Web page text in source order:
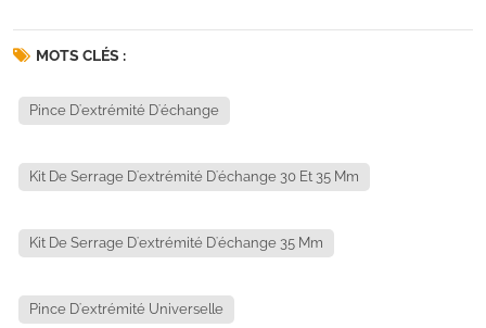
MOTS CLÉS :
Pince D'extrémité D'échange
Kit De Serrage D'extrémité D'échange 30 Et 35 Mm
Kit De Serrage D'extrémité D'échange 35 Mm
Pince D'extrémité Universelle